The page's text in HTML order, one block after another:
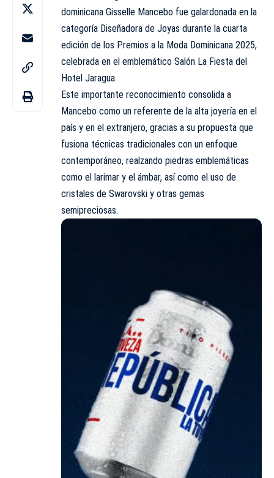
dominicana Gisselle Mancebo fue galardonada en la
categoría Diseñadora de Joyas durante la cuarta
edición de los Premios a la Moda Dominicana 2025,
celebrada en el emblemático Salón La Fiesta del
Hotel Jaragua.
Este importante reconocimiento consolida a
Mancebo como un referente de la alta joyería en el
país y en el extranjero, gracias a su propuesta que
fusiona técnicas tradicionales con un enfoque
contemporáneo, realzando piedras emblemáticas
como el larimar y el ámbar, así como el uso de
cristales de Swarovski y otras gemas
semipreciosas.